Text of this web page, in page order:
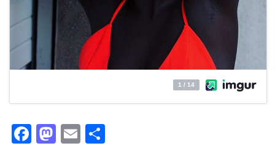
Facebook
Mastodon
Email